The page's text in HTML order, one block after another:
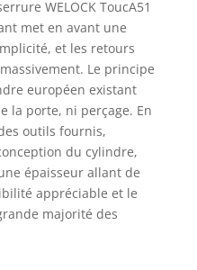
pouvez ouvrir le
ou
et des
suffit
de passe
visiteurs
APP we.lock,et
déverrouiller la
Installation
de la
WELOCK ToucA51
met en avant une
et les retours
Le principe
européen existant
la porte, ni perçage. En
outils fournis,
du cylindre,
épaisseur allant de
appréciable et le
majorité des